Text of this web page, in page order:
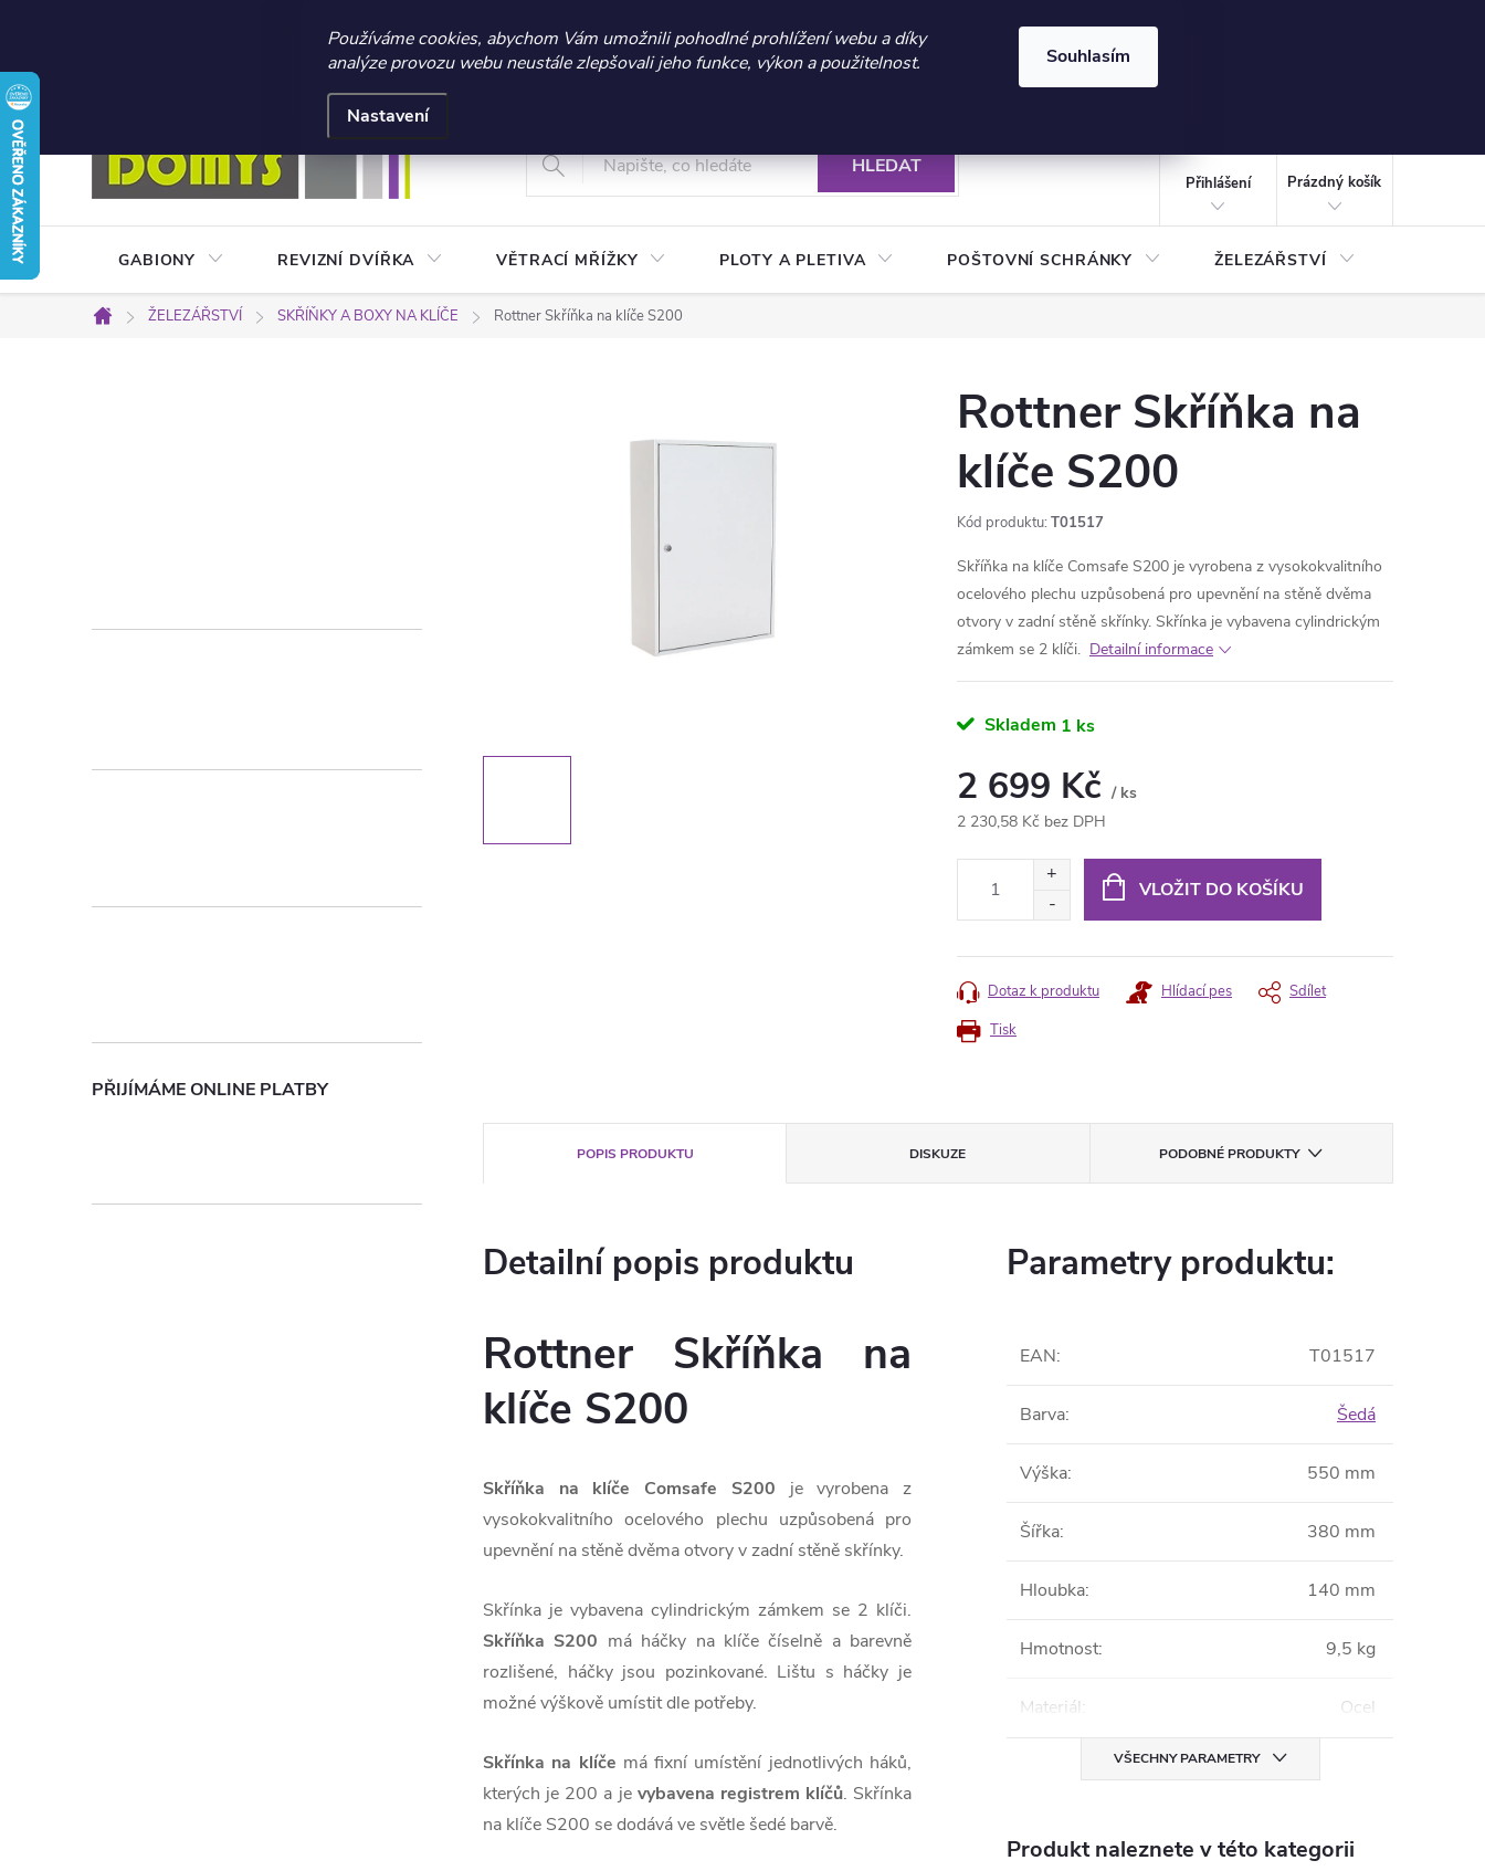
☀️ LETNÍ AKCE 2026 – sleva 300 Kč při nákupu nad 3.000 Kč | Platnost do 21.9.2026 ⏰ | Kód: LÉTO2026
Používáme cookies, abychom Vám umožnili pohodlné prohlížení webu a díky
analýze provozu webu neustále zlepšovali jeho funkce, výkon a použitelnost.
Nastavení
Souhlasím
Přejít
na
obsah
+420 604 269 200
Obchodní podmínky Vrácení a reklamace zboží Podmínky ochrany osobních údajů
HLEDAT
Přihlášení
KOŠÍK
Prázdný košík
GABIONY REVIZNÍ DVÍŘKA VĚTRACÍ MŘÍŽKY PLOTY A PLETIVA POŠTOVNÍ SCHRÁNKY ŽELEZÁŘSTVÍ
Domů
ŽELEZÁŘSTVÍ SKŘÍŇKY A BOXY NA KLÍČE Rottner Skříňka na klíče S200
r
p
e
PŘIJÍMÁME ONLINE PLATBY
Rottner Skříňka na
klíče S200
Kód produktu: T01517
Skříňka na klíče Comsafe S200 je vyrobena z vysokokvalitního
ocelového plechu uzpůsobená pro upevnění na stěně dvěma
otvory v zadní stěně skřínky. Skřínka je vybavena cylindrickým
zámkem se 2 klíči. Detailní informace
Skladem 1 ks
2 699 Kč / ks
2 230,58 Kč bez DPH
VLOŽIT DO KOŠÍKU
Tisk
Dotaz k produktu Hlídací pes Sdílet
POPIS PRODUKTU DISKUZE PODOBNÉ PRODUKTY
Detailní popis produktu
Rottner Skříňka na
klíče S200
Skříňka na klíče Comsafe S200 je vyrobena z
vysokokvalitního ocelového plechu uzpůsobená pro
upevnění na stěně dvěma otvory v zadní stěně skřínky.
Skřínka je vybavena cylindrickým zámkem se 2 klíči.
Skříňka S200 má háčky na klíče číselně a barevně
rozlišené, háčky jsou pozinkované. Lištu s háčky je
možné výškově umístit dle potřeby.
Skřínka na klíče má fixní umístění jednotlivých háků,
kterých je 200 a je vybavena registrem klíčů. Skřínka
na klíče S200 se dodává ve světle šedé barvě.
Parametry produktu:
EAN: T01517
Barva: Šedá
Výška: 550 mm
Šířka: 380 mm
Hloubka: 140 mm
Hmotnost: 9,5 kg
Materiál: Ocel
VŠECHNY PARAMETRY
Produkt naleznete v této kategorii